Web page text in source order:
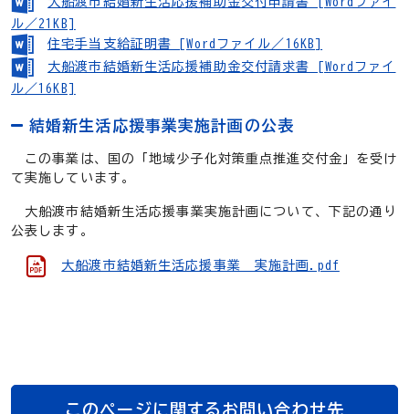
ル／21KB]
住宅手当支給証明書 [Wordファイル／16KB]
大船渡市結婚新生活応援補助金交付請求書 [Wordファイ
ル／16KB]
結婚新生活応援事業実施計画の公表
この事業は、国の「地域少子化対策重点推進交付金」を受け
て実施しています。
大船渡市結婚新生活応援事業実施計画について、下記の通り
公表します。
大船渡市結婚新生活応援事業 実施計画.pdf
このページに関するお問い合わせ先